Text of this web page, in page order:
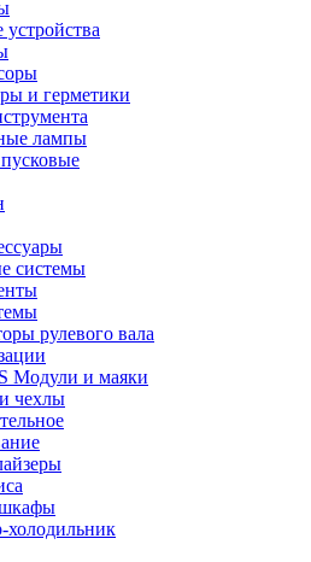
устройства
и герметики
лампы
системы
рулевого вала
Модули и маяки
чехлы